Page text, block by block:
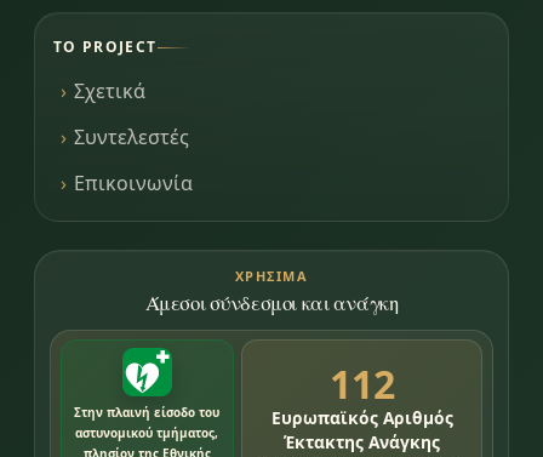
ΤΟ PROJECT
Σχετικά
Συντελεστές
Επικοινωνία
ΧΡΉΣΙΜΑ
Άμεσοι σύνδεσμοι και ανάγκη
Στην πλαινή είσοδο του
αστυνομικού τμήματος,
πλησίον της Εθνικής
112
Ευρωπαϊκός Αριθμός
Έκτακτης Ανάγκης